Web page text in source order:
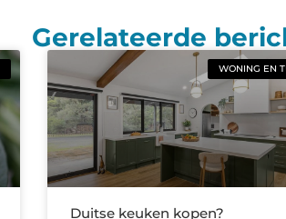
Gerelateerde
WONING EN
Duitse keuken kopen?